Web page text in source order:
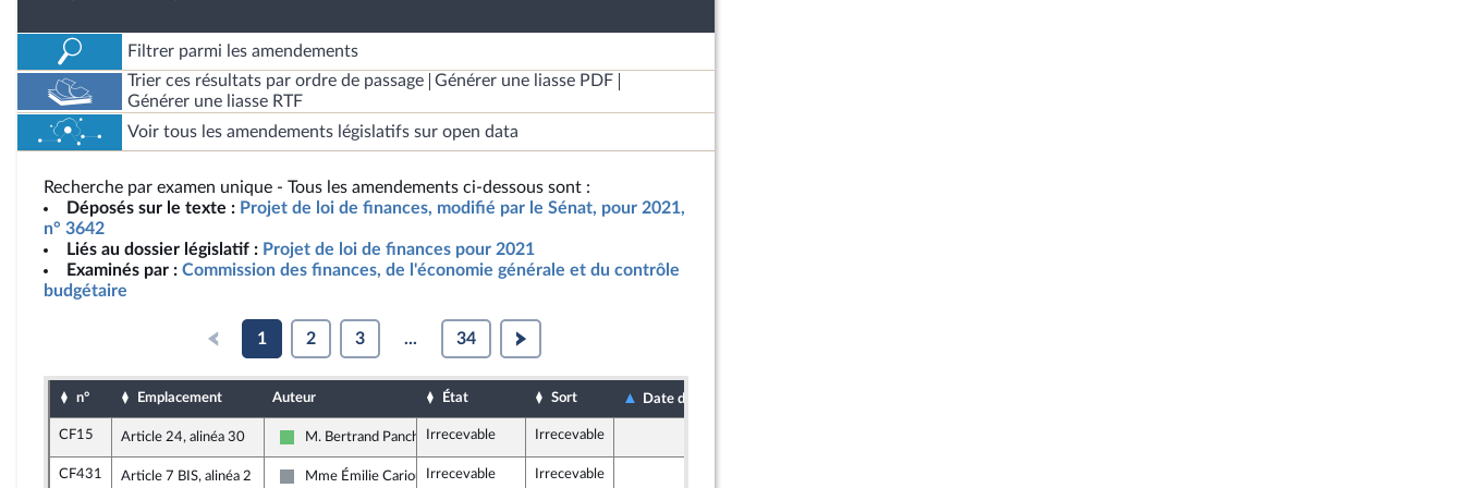
Filtrer parmi les amendements
Trier ces résultats par ordre de passage
Générer une liasse PDF
Générer une liasse RTF
Voir tous les amendements législatifs sur open data
Recherche par examen unique - Tous les amendements ci-dessous sont :
Déposés sur le texte : Projet de loi de finances, modifié par le Sénat, pour 2021,
n° 3642
Liés au dossier législatif : Projet de loi de finances pour 2021
Examinés par : Commission des finances, de l'économie générale et du contrôle
budgétaire
1 2 3 ... 34
n° Emplacement Auteur État Sort Date d'examen
CF15 Article 24, alinéa 30
Libertés et Territoires
M. Bertrand PancherIrrecevable Irrecevable
CF431 Article 7 BIS, alinéa 2
Non inscrit
Mme Émilie Cariou Irrecevable Irrecevable